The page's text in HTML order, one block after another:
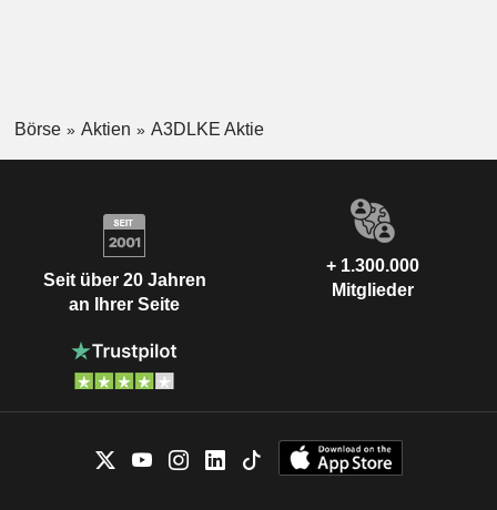
Börse Aktien A3DLKE Aktie
Seit über 20 Jahren
an Ihrer Seite
+ 1.300.000
Mitglieder